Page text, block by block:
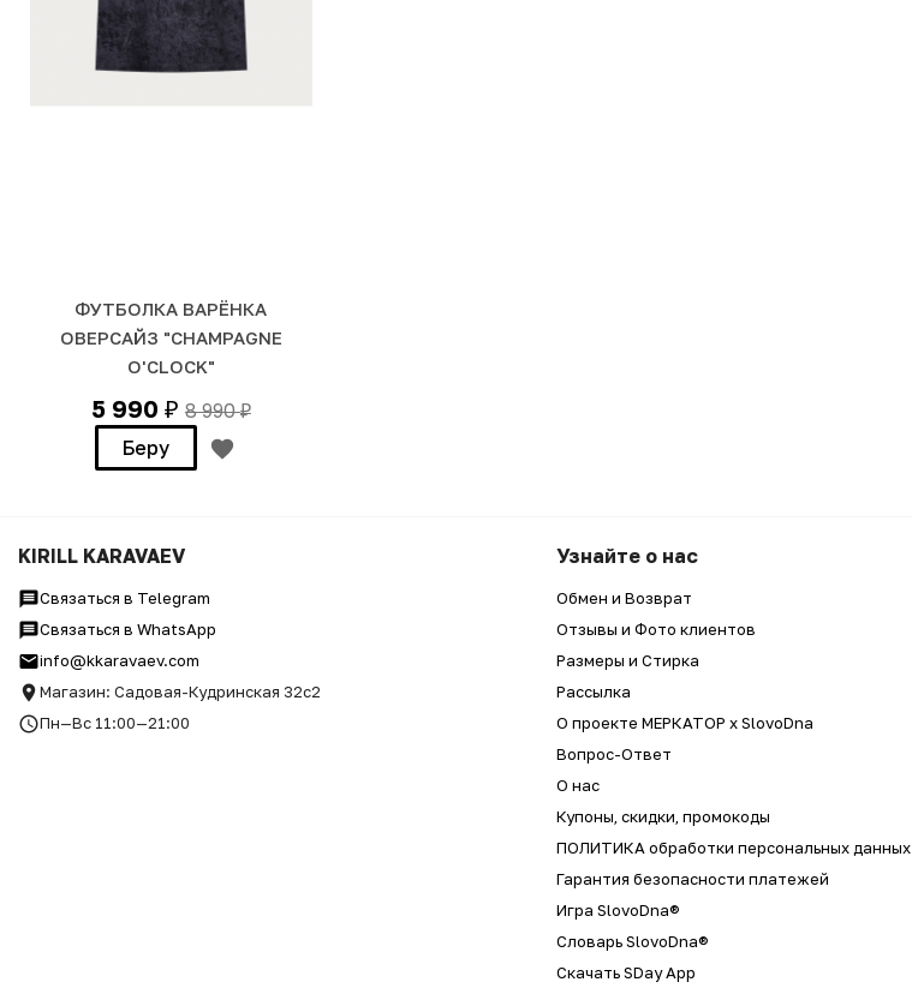
ФУТБОЛКА ВАРЁНКА
ОВЕРСАЙЗ "CHAMPAGNE
O'CLOCK"
5 990 ₽ 8 990₽
Беру
KIRILL KARAVAEV
Связаться в Telegram
Связаться в WhatsApp
info@kkaravaev.com
Магазин: Садовая-Кудринская 32с2
Пн—Вс 11:00—21:00
Узнайте о нас
Обмен и Возврат
Отзывы и Фото клиентов
Размеры и Стирка
Рассылка
О проекте МЕРКАТОР x SlovoDna
Вопрос-Ответ
О нас
Купоны, скидки, промокоды
ПОЛИТИКА обработки персональных данных
Гарантия безопасности платежей
Игра SlovoDna®
Словарь SlovoDna®
Скачать SDay App